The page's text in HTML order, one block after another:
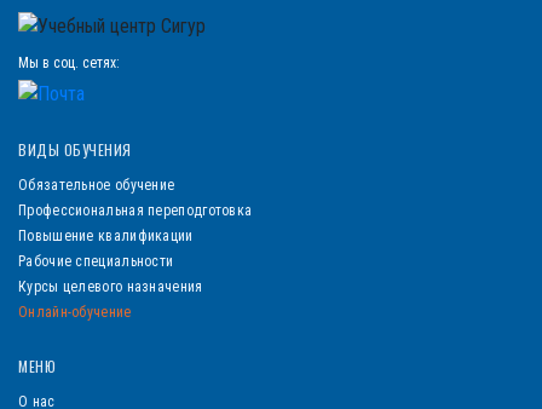
Мы в соц. сетях:
ВИДЫ ОБУЧЕНИЯ
Обязательное обучение
Профессиональная переподготовка
Повышение квалификации
Рабочие специальности
Курсы целевого назначения
Онлайн-обучение
МЕНЮ
О нас